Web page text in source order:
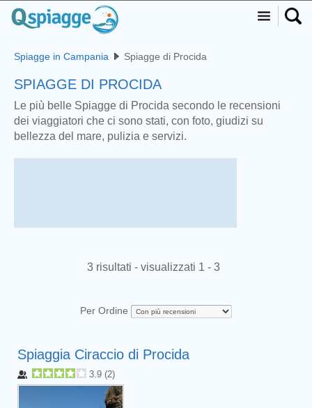
Spiagge in Campania Spiagge di Procida
SPIAGGE DI PROCIDA
Le più belle Spiagge di Procida secondo le recensioni
dei viaggiatori che ci sono stati, con foto, giudizi su
bellezza del mare, pulizia e servizi.
3 risultati - visualizzati 1 - 3
Per Ordine
Spiaggia Ciraccio di Procida
3.9 (2)